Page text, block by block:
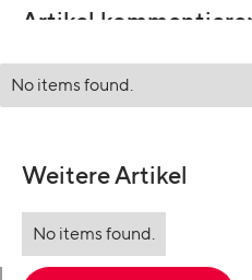
Artikel
No items found.
Weitere Artikel
No items found.